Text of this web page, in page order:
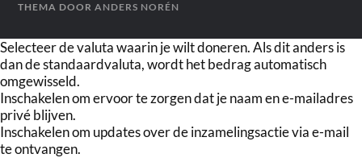
THEMA DOORANDERS NORÉN
Selecteer de valuta waarin je wilt doneren. Als dit anders is
dan de standaardvaluta, wordt het bedrag automatisch
omgewisseld.
Inschakelen om ervoor te zorgen dat je naam en e-mailadres
privé blijven.
Inschakelen om updates over de inzamelingsactie via e-mail
te ontvangen.